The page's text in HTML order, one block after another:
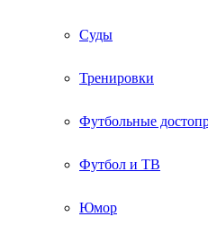
Суды
Тренировки
Футбольные
Футбол и ТВ
Юмор